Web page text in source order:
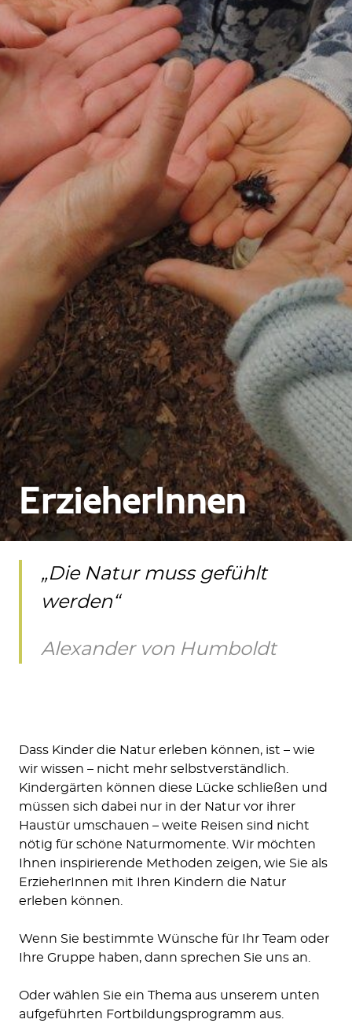
ErzieherInnen
„Die Natur muss gefühlt
werden“
Alexander von Humboldt
Dass Kinder die Natur erleben können, ist – wie
wir wissen – nicht mehr selbstverständlich.
Kindergärten können diese Lücke schließen und
müssen sich dabei nur in der Natur vor ihrer
Haustür umschauen – weite Reisen sind nicht
nötig für schöne Naturmomente. Wir möchten
Ihnen inspirierende Methoden zeigen, wie Sie als
ErzieherInnen mit Ihren Kindern die Natur
erleben können.
Wenn Sie bestimmte Wünsche für Ihr Team oder
Ihre Gruppe haben, dann sprechen Sie uns an.
Oder wählen Sie ein Thema aus unserem unten
aufgeführten Fortbildungsprogramm aus.